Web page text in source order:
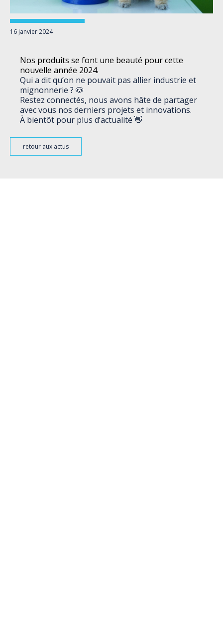
16 janvier 2024
Nos produits se font une beauté pour cette
nouvelle année 2024.
Qui a dit qu’on ne pouvait pas allier industrie et
mignonnerie ? 🐶
Restez connectés, nous avons hâte de partager
avec vous nos derniers projets et innovations.
À bientôt pour plus d’actualité 👋
retour aux actus